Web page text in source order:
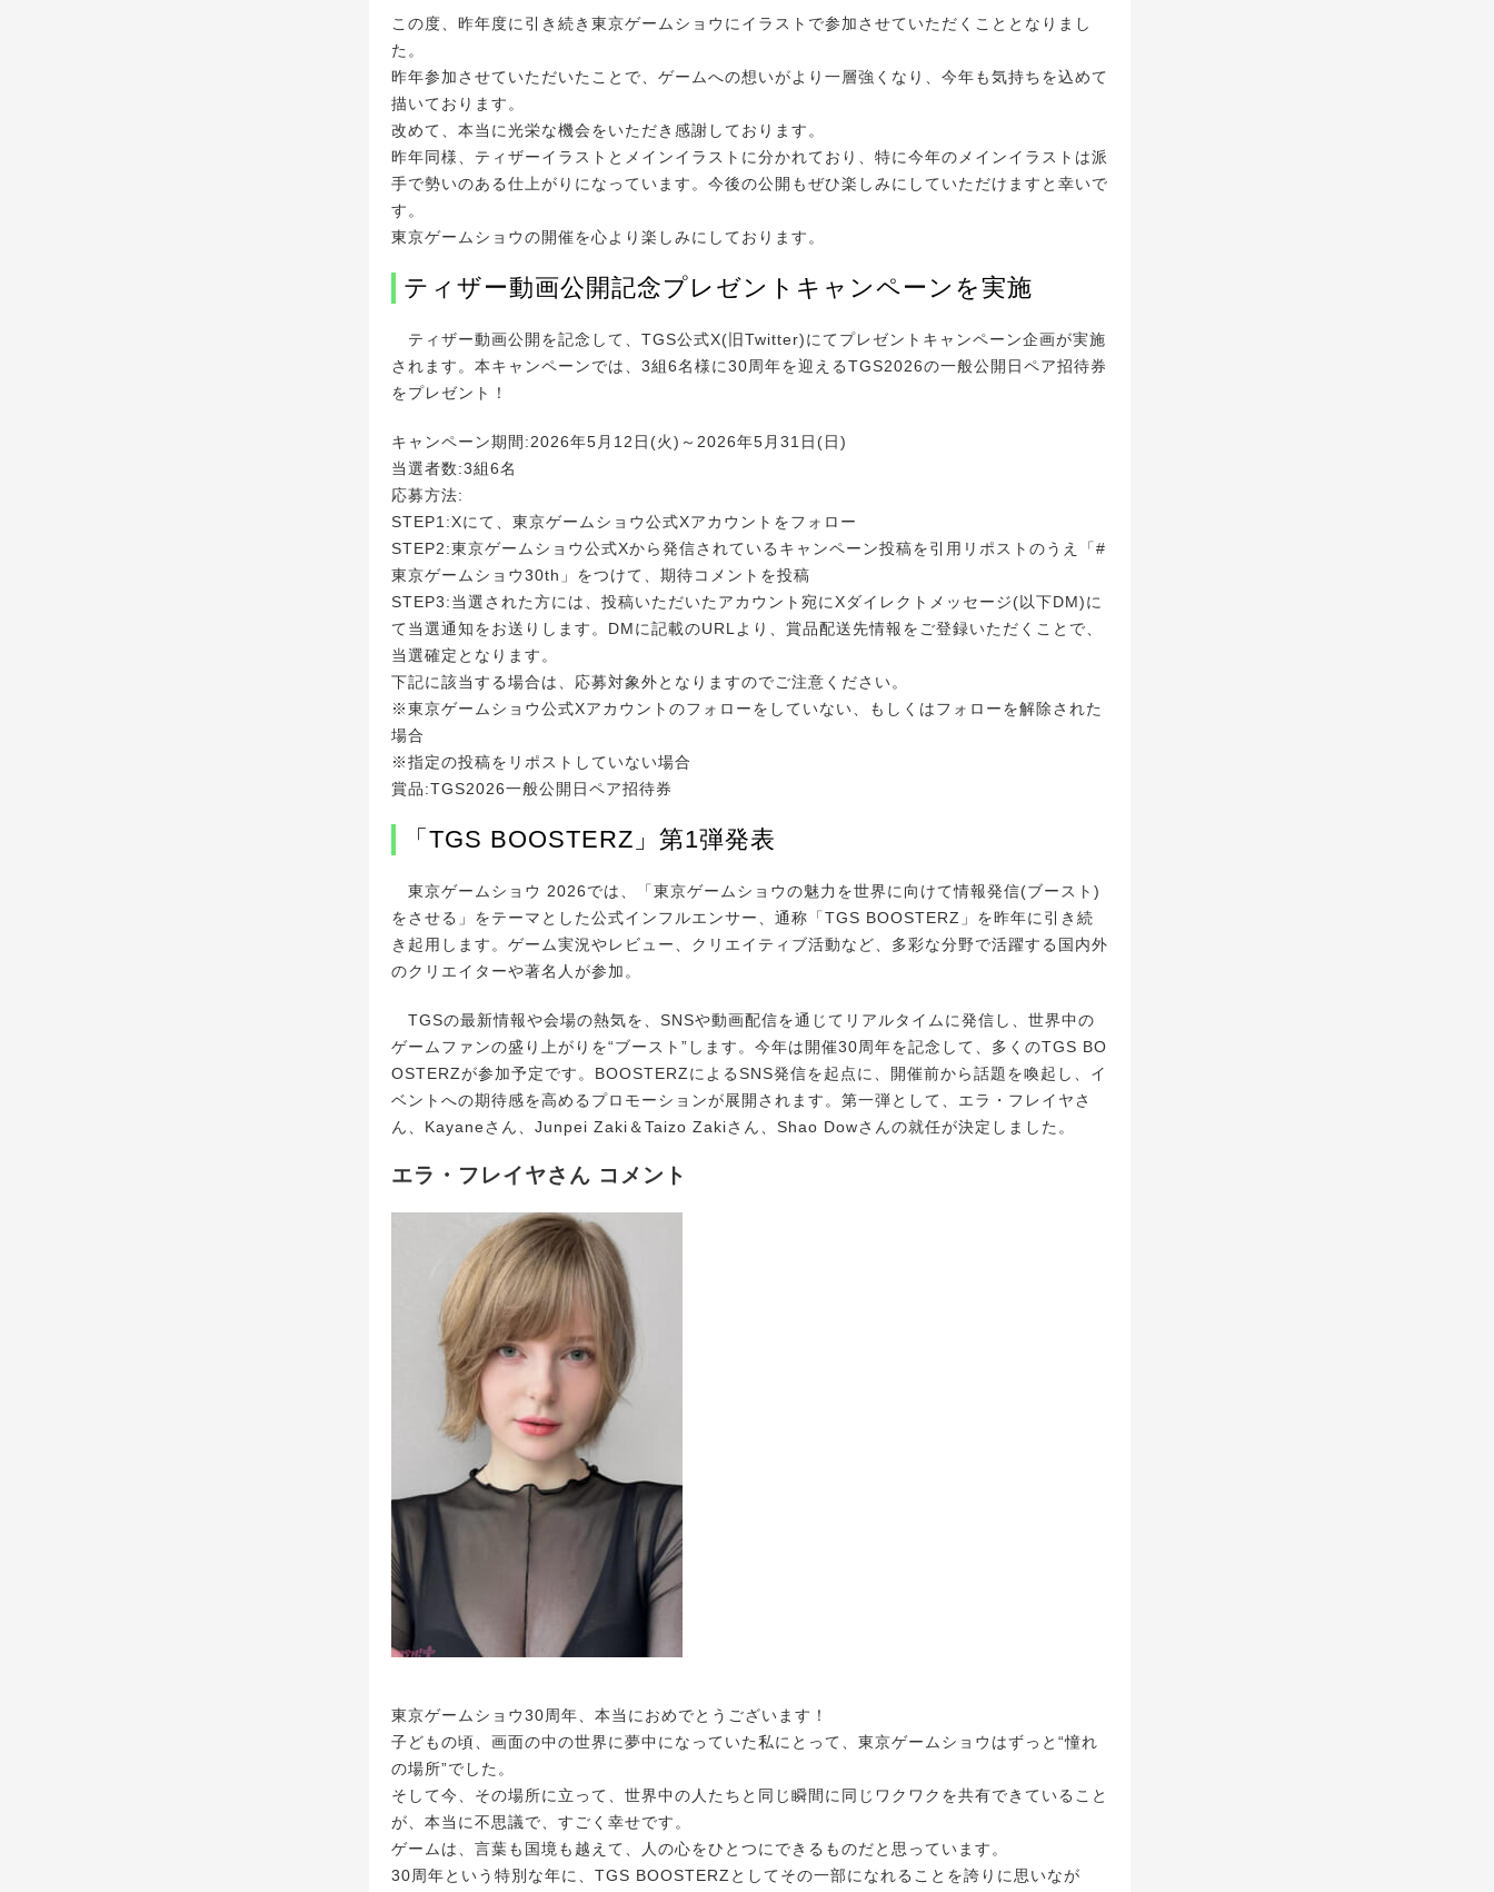
この度、昨年度に引き続き東京ゲームショウにイラストで参加させていただくこととなりまし
た。
昨年参加させていただいたことで、ゲームへの想いがより一層強くなり、今年も気持ちを込めて
描いております。
改めて、本当に光栄な機会をいただき感謝しております。
昨年同様、ティザーイラストとメインイラストに分かれており、特に今年のメインイラストは派
手で勢いのある仕上がりになっています。今後の公開もぜひ楽しみにしていただけますと幸いで
す。
東京ゲームショウの開催を心より楽しみにしております。
ティザー動画公開記念プレゼントキャンペーンを実施
ティザー動画公開を記念して、TGS公式X(旧Twitter)にてプレゼントキャンペーン企画が実施
されます。本キャンペーンでは、3組6名様に30周年を迎えるTGS2026の一般公開日ペア招待券
をプレゼント！
キャンペーン期間:2026年5月12日(火)～2026年5月31日(日)
当選者数:3組6名
応募方法:
STEP1:Xにて、東京ゲームショウ公式Xアカウントをフォロー
STEP2:東京ゲームショウ公式Xから発信されているキャンペーン投稿を引用リポストのうえ「#
東京ゲームショウ30th」をつけて、期待コメントを投稿
STEP3:当選された方には、投稿いただいたアカウント宛にXダイレクトメッセージ(以下DM)に
て当選通知をお送りします。DMに記載のURLより、賞品配送先情報をご登録いただくことで、
当選確定となります。
下記に該当する場合は、応募対象外となりますのでご注意ください。
※東京ゲームショウ公式Xアカウントのフォローをしていない、もしくはフォローを解除された
場合
※指定の投稿をリポストしていない場合
賞品:TGS2026一般公開日ペア招待券
「TGS BOOSTERZ」第1弾発表
東京ゲームショウ 2026では、「東京ゲームショウの魅力を世界に向けて情報発信(ブースト)
をさせる」をテーマとした公式インフルエンサー、通称「TGS BOOSTERZ」を昨年に引き続
き起用します。ゲーム実況やレビュー、クリエイティブ活動など、多彩な分野で活躍する国内外
のクリエイターや著名人が参加。
TGSの最新情報や会場の熱気を、SNSや動画配信を通じてリアルタイムに発信し、世界中の
ゲームファンの盛り上がりを“ブースト”します。今年は開催30周年を記念して、多くのTGS BO
OSTERZが参加予定です。BOOSTERZによるSNS発信を起点に、開催前から話題を喚起し、イ
ベントへの期待感を高めるプロモーションが展開されます。第一弾として、エラ・フレイヤさ
ん、Kayaneさん、Junpei Zaki＆Taizo Zakiさん、Shao Dowさんの就任が決定しました。
エラ・フレイヤさん コメント
東京ゲームショウ30周年、本当におめでとうございます！
子どもの頃、画面の中の世界に夢中になっていた私にとって、東京ゲームショウはずっと“憧れ
の場所”でした。
そして今、その場所に立って、世界中の人たちと同じ瞬間に同じワクワクを共有できていること
が、本当に不思議で、すごく幸せです。
ゲームは、言葉も国境も越えて、人の心をひとつにできるものだと思っています。
30周年という特別な年に、TGS BOOSTERZとしてその一部になれることを誇りに思いなが